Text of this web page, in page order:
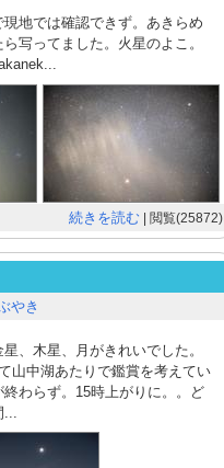
地では確認できず。あきらめ
写ってました。火星のよこ。
続きを読む | 閲覧(25872)
やき
、木星、月がきれいでした。
山中湖あたりで鑑賞を考えてい
わらず。15時上がりに。。ど